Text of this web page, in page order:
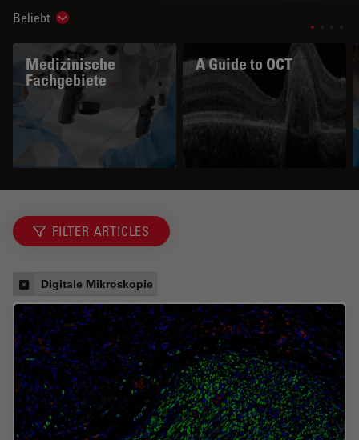
Beliebt Show subnavigation
Medizinische
Fachgebiete
A Guide to OCT
FILTER ARTICLES
Digitale Mikroskopie